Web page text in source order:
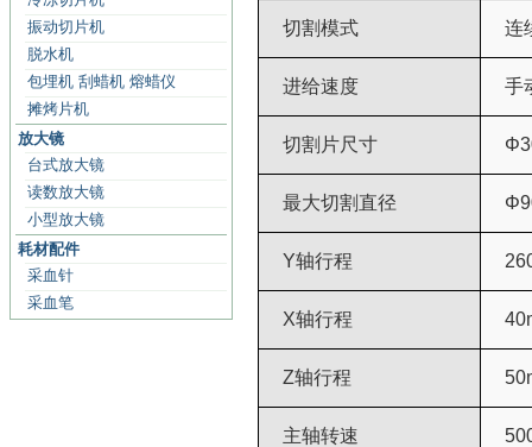
振动切片机
脱水机
包埋机 刮蜡机 熔蜡仪
摊烤片机
放大镜
台式放大镜
读数放大镜
小型放大镜
耗材配件
采血针
采血笔
切割模式 连
进给速度 手
切割片尺寸 Φ
最大切割直径 Φ
Y轴行程
X轴行程
Z轴行程
主轴转速